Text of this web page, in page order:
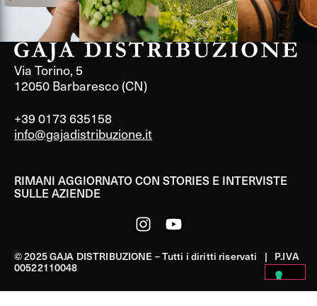
Via Torino, 5
12050 Barbaresco (CN)
+39 0173 635158
info@gajadistribuzione.it
RIMANI AGGIORNATO CON STORIES E INTERVISTE
SULLE AZIENDE
© 2025 GAJA DISTRIBUZIONE – Tutti i diritti riservati | P.IVA
00522110048
PRIVACY POLICY|COOKIE POLICY